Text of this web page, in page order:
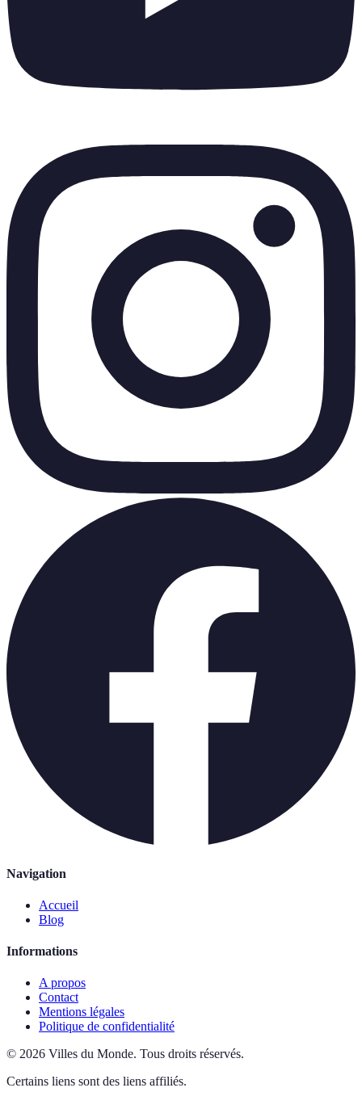
Navigation
Accueil
Blog
Informations
A propos
Contact
Mentions légales
Politique de confidentialité
© 2026 Villes du Monde. Tous droits réservés.
Certains liens sont des liens affiliés.